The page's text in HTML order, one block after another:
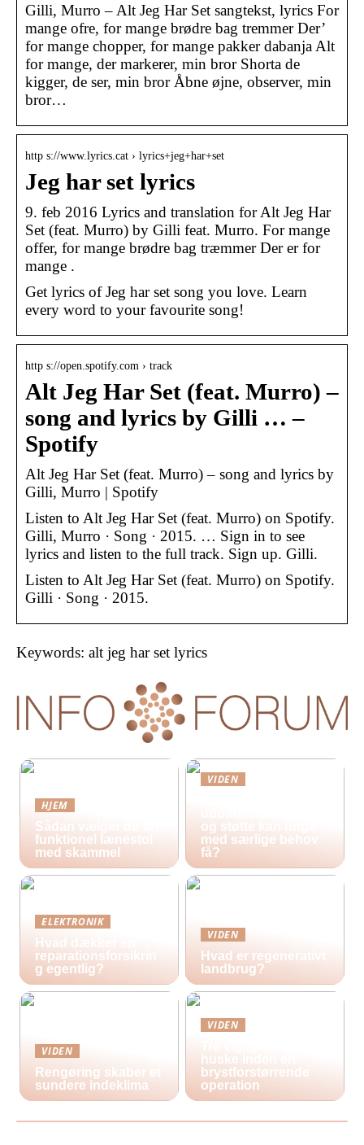
Gilli, Murro – Alt Jeg Har Set sangtekst, lyrics For
mange ofre, for mange brødre bag tremmer Der’
for mange chopper, for mange pakker dabanja Alt
for mange, der markerer, min bror Shorta de
kigger, de ser, min bror Åbne øjne, observer, min
bror…
http s://www.lyrics.cat › lyrics+jeg+har+set
Jeg har set lyrics
9. feb 2016 Lyrics and translation for Alt Jeg Har
Set (feat. Murro) by Gilli feat. Murro. For mange
offer, for mange brødre bag træmmer Der er for
mange .
Get lyrics of Jeg har set song you love. Learn
every word to your favourite song!
http s://open.spotify.com › track
Alt Jeg Har Set (feat. Murro) –
song and lyrics by Gilli … –
Spotify
Alt Jeg Har Set (feat. Murro) – song and lyrics by
Gilli, Murro | Spotify
Listen to Alt Jeg Har Set (feat. Murro) on Spotify.
Gilli, Murro · Song · 2015. … Sign in to see
lyrics and listen to the full track. Sign up. Gilli.
Listen to Alt Jeg Har Set (feat. Murro) on Spotify.
Gilli · Song · 2015.
Keywords: alt jeg har set lyrics
HJEM
Sådan vælger du en
funktionel lænestol
med skammel
VIDEN
og støtte kan unge
med særlige behov
få?
ELEKTRONIK
Hvad dækker en
reparationsforsikrin
g egentlig?
VIDEN
Hvad er regenerativt
landbrug?
VIDEN
Rengøring skaber et
sundere indeklima
VIDEN
huske inden en
brystforstørrende
operation